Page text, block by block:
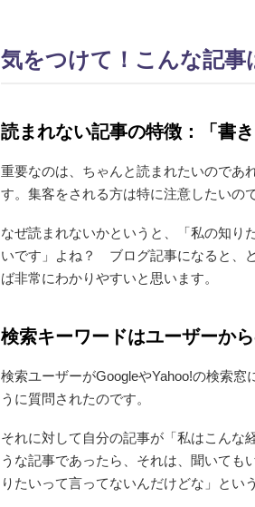
気をつけて！こんな記事
読まれない記事の特徴：「書
重要なのは、ちゃんと読まれたいのであ
す。集客をされる方は特に注意したいの
なぜ読まれないかというと、「私の知り
いです」よね？ ブログ記事になると、
ば非常にわかりやすいと思います。
検索キーワードはユーザーか
検索ユーザーがGoogleやYahoo!の検索
うに質問されたのです。
それに対して自分の記事が「私はこんな
うな記事であったら、それは、聞いても
りたいって言ってないんだけどな」とい